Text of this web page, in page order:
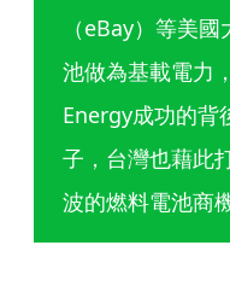
（eBay）等美
池做為基載電力
Energy成功的背
子，台灣也藉此
波的燃料電池商機